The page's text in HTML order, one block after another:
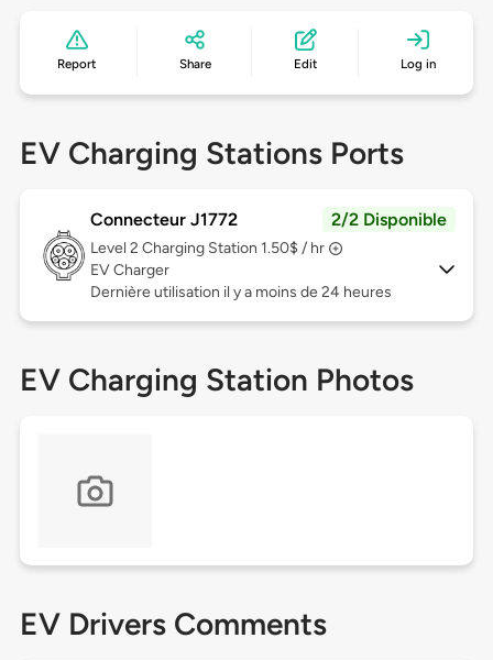
Report Share Edit Log in
EV Charging Stations Ports
Connecteur J1772 2/2 Disponible
Level 2 Charging Station 1.50$ / hr
EV Charger
Dernière utilisation il y a moins de 24 heures
EV Charging Station Photos
EV Drivers Comments